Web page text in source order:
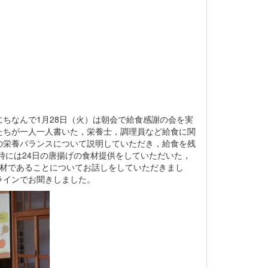
なんで1月28日（火）は朝会で給食感謝の会を実
が一人一人書いた，栄養士，調理員など給食に関
養バランスについて説明していただき，給食を残
は24日の唐揚げの食材提供をしていただいた，
であることについてお話しをしていただきまし
ンでお聞きしました。